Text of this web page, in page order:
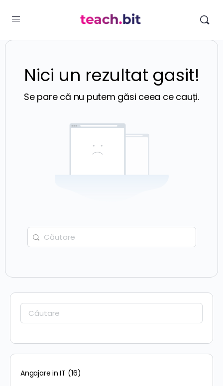
Nici un rezultat gasit!
Se pare că nu putem găsi ceea ce cauți.
Caută:
Caută:
Angajare in IT (16)